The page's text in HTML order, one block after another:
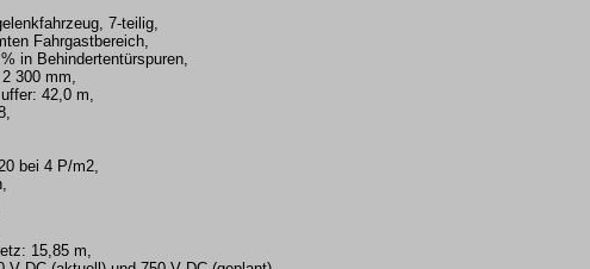
7-teilig,
Fahrgastbereich,
in Behindertentürspuren,
300 mm,
42,0 m,
bei 4 P/m2,
15,85 m,